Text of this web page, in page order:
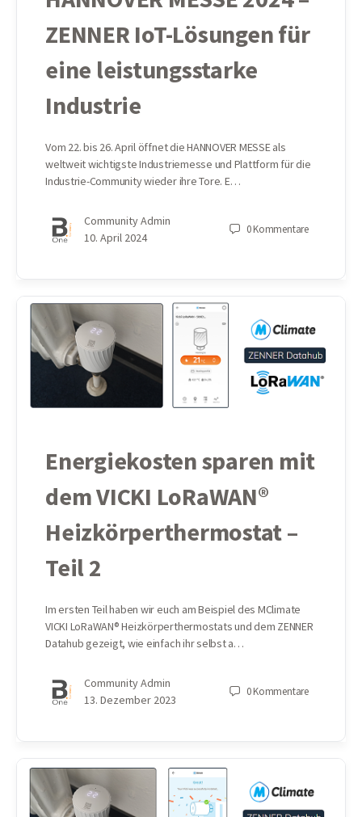
ZENNER IoT-Lösungen für
eine leistungsstarke
Industrie
Vom 22. bis 26. April öffnet die HANNOVER MESSE als
weltweit wichtigste Industriemesse und Plattform für die
Industrie-Community wieder ihre Tore. E…
Community Admin
10. April 2024
0Kommentare
Energiekosten sparen mit
dem VICKI LoRaWAN®
Heizkörperthermostat –
Teil 2
Im ersten Teil haben wir euch am Beispiel des MClimate
VICKI LoRaWAN® Heizkörperthermostats und dem ZENNER
Datahub gezeigt, wie einfach ihr selbst a…
Community Admin
13. Dezember 2023
0Kommentare